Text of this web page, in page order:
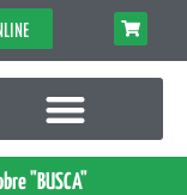
"BUSCA"